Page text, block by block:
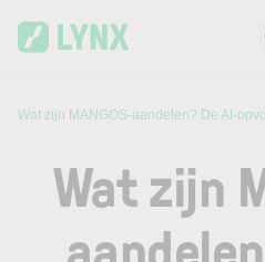
Wat zijn MANGOS-aandelen? De AI-
Wat zijn